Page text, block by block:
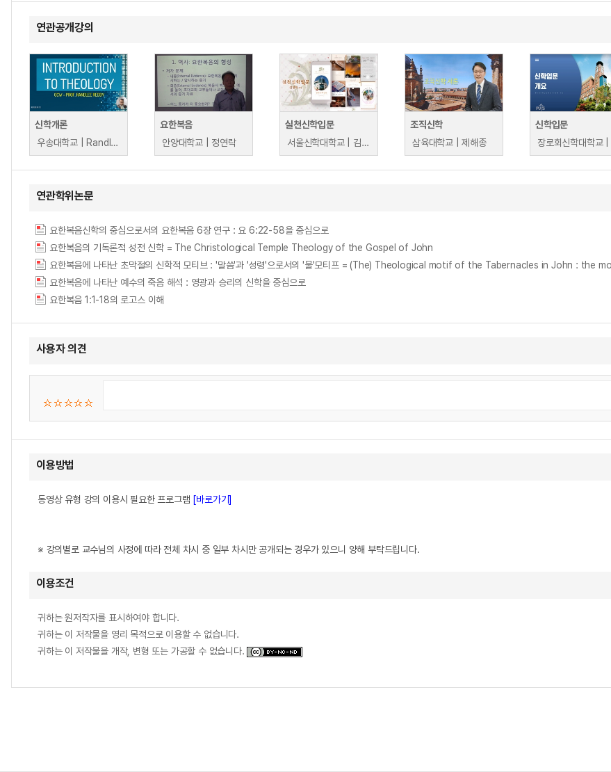
연관공개강의
신학개론
우송대학교 | Randlee Reddy
요한복음
안양대학교 | 정연락
실천신학입문
서울신학대학교 | 김형락
조직신학
삼육대학교 | 제해종
신학입문
연관학위논문
요한복음신학의 중심으로서의 요한복음 6장 연구 : 요 6:22-58을 중심으로
요한복음의 기독론적 성전 신학 = The Christological Temple Theology of the Gospel of John
요한복음에 나타난 초막절의 신학적 모티브 : '말씀'과 '성령'으로서의 '물'모티프 = (The) Theological motif of the Tabernacles in John :
요한복음에 나타난 예수의 죽음 해석 : 영광과 승리의 신학을 중심으로
요한복음 1:1-18의 로고스 이해
사용자 의견
이용방법
동영상 유형 강의 이용시 필요한 프로그램 [바로가기]
※ 강의별로 교수님의 사정에 따라 전체 차시 중 일부 차시만 공개되는 경우가 있으니 양해 부탁드립니다.
이용조건
귀하는 원저작자를 표시하여야 합니다.
귀하는 이 저작물을 영리 목적으로 이용할 수 없습니다.
귀하는 이 저작물을 개작, 변형 또는 가공할 수 없습니다.